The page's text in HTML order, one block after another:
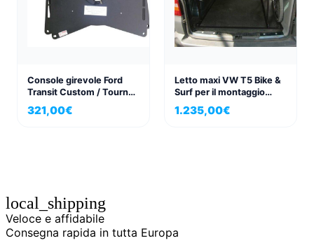
Console girevole Ford
Transit Custom / Tourneo
lato passeggero, dal
modello 2012
321,00€
Letto maxi VW T5 Bike &
Surf per il montaggio
successivo su VW
Transporter
1.235,00€
local_shipping
Veloce e affidabile
Consegna rapida in tutta Europa